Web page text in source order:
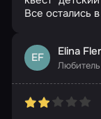
Все остались
EF Elina
Любитель